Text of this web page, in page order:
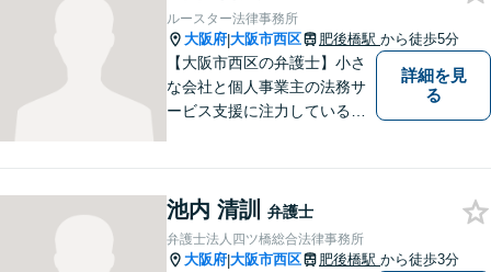
【初回無料相談】
ルースター法律事務所
大阪府|大阪市西区 肥後橋駅 から徒歩5分
【大阪市西区の弁護士】小さ
な会社と個人事業主の法務サ
ービス支援に注力している弁
なり、 自身の知識・経験をも
とに、経営者の皆様のお役に
立ちたいと思っています。
詳細を見
る
池内 清訓 弁護士
弁護士法人四ツ橋総合法律事務所
大阪府|大阪市西区 肥後橋駅 から徒歩3分